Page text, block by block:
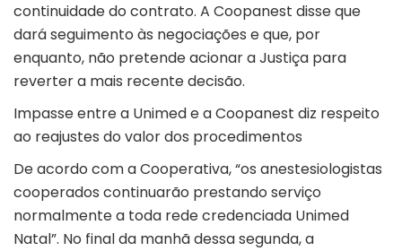
continuidade do contrato. A Coopanest disse que
dará seguimento às negociações e que, por
enquanto, não pretende acionar a Justiça para
reverter a mais recente decisão.
Impasse entre a Unimed e a Coopanest diz respeito
ao reajustes do valor dos procedimentos
De acordo com a Cooperativa, “os anestesiologistas
cooperados continuarão prestando serviço
normalmente a toda rede credenciada Unimed
Natal”. No final da manhã dessa segunda, a